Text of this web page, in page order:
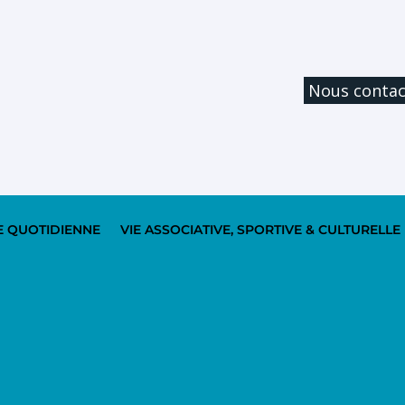
Nous
QUOTIDIENNE VIE ASSOCIATIVE, SPORTIVE & CULTURELLE